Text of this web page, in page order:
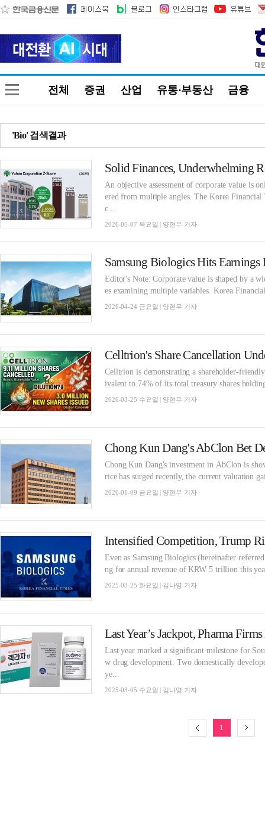
전체 증권 산업 유통·부동산 금융
'Bio' 검색결과
An objective assessment of corporate value is
ered from multiple angles. The Korea
c...
2026-05-07 목요일 | 양현우 기자
Editor's Note: Corporate value is shaped by a
es examining multiple variables. Korea
2026-04-24 금요일 | 양현우 기자
Celltrion is demonstrating a shareholder-
ivalent to 74% of its total treasury shares
2026-03-25 수요일 | 양현우 기자
Chong Kun Dang's AbClon Bet
Chong Kun Dang's investment in AbClon is
rice has surged recently, the current valuation
2026-01-09 금요일 | 양현우 기자
Even as Samsung Biologics (hereinafter
ng for annual revenue of KRW 5 trillion this
2025-03-25 화요일 | 김나영 기자
Last year marked a significant milestone for
w drug development. Two domestically
ye...
2025-03-05 수요일 | 김나영 기자
1